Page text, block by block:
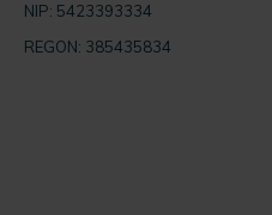
NIP: 5423393334
REGON: 385435834